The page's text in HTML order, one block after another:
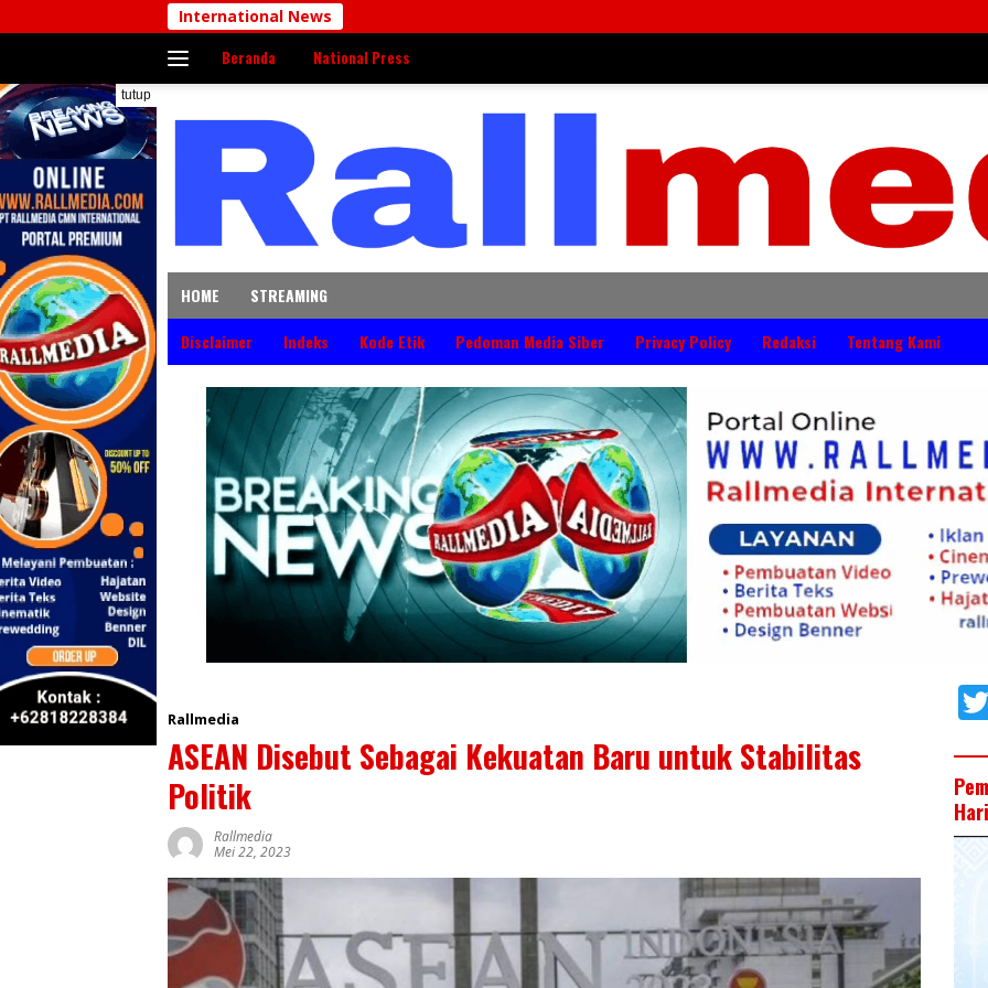
ke
International News
Beranda National Press
tutup
HOME
STREAMING
Disclaimer
Indeks Kode Etik Pedoman Media Siber Privacy Policy Redaksi Tentang Kami
Rallmedia
ASEAN Disebut Sebagai Kekuatan Baru untuk Stabilitas
Politik
Rallmedia
Mei 22, 2023